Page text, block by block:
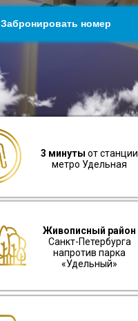
Забронировать номер
Живописный район
Санкт-Петербурга
напротив парка
«Удельный»
3 минуты от станции
метро Удельная